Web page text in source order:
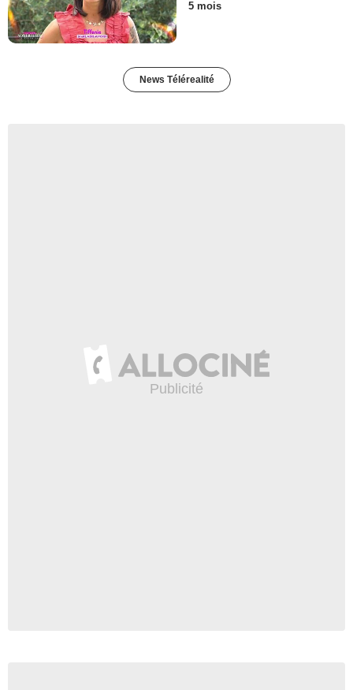
5 mois
News Télérealité